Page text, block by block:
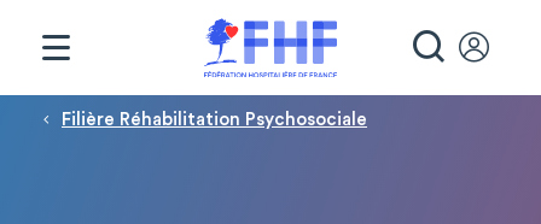
Fil d'Ariane
Filière Réhabilitation Psychosociale
Panneau de gestion des cookies